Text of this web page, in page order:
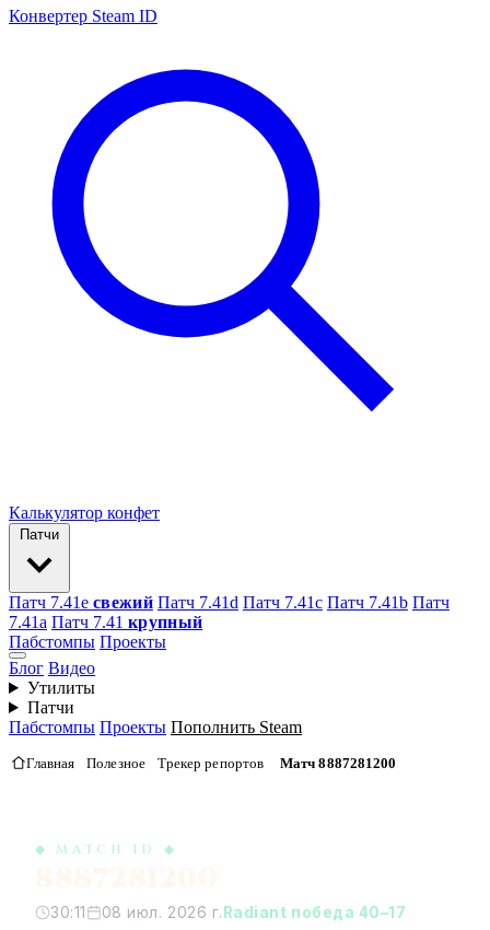
Конвертер Steam ID
Калькулятор конфет
Патчи
Патч 7.41e свежий Патч 7.41d Патч 7.41c Патч 7.41b Патч
7.41а Патч 7.41 крупный
Пабстомпы Проекты
Блог Видео
Утилиты
Патчи
Пабстомпы Проекты Пополнить Steam
Главная Полезное Трекер репортов Матч 8887281200
◆ MATCH ID ◆
30:11 08 июл. 2026 г.Radiant победа 40–17